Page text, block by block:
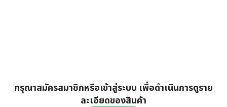
กรุณาสมัครสมาชิกหรือเข้าสู่ระบบ เพื่อดำเนินการดูราย
ละเอียดของสินค้า